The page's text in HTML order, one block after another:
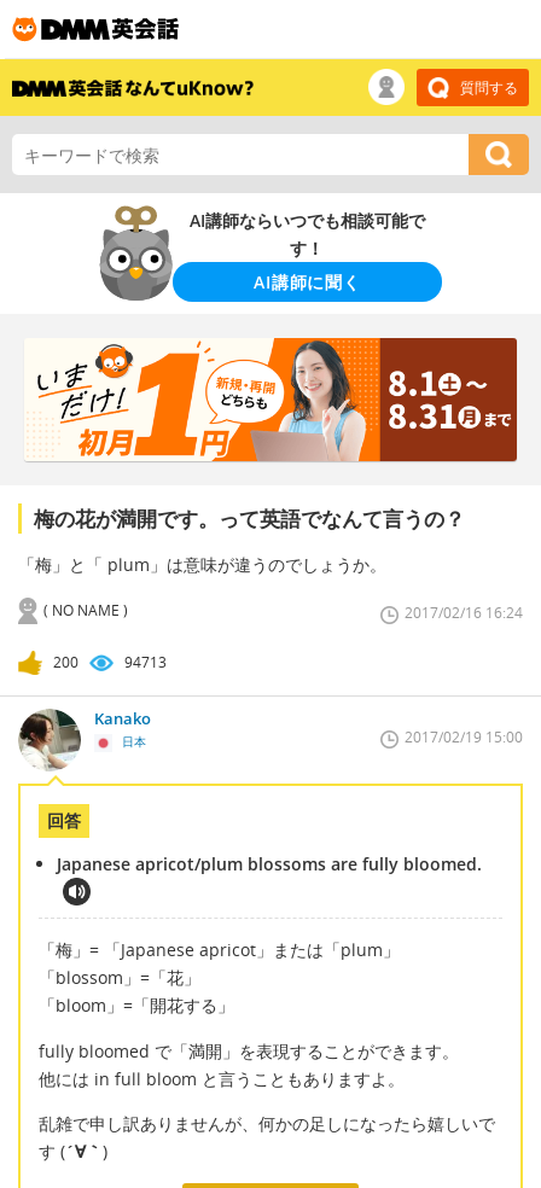
質問する
AI講師ならいつでも相談可能で
す！
AI講師に聞く
梅の花が満開です。って英語でなんて言うの？
「梅」と「 plum」は意味が違うのでしょうか。
( NO NAME ) 2017/02/16 16:24
200 94713
Kanako
日本 2017/02/19 15:00
回答
Japanese apricot/plum blossoms are fully bloomed.
「梅」= 「Japanese apricot」または「plum」
「blossom」=「花」
「bloom」=「開花する」
fully bloomed で「満開」を表現することができます。
他には in full bloom と言うこともありますよ。
乱雑で申し訳ありませんが、何かの足しになったら嬉しいで
す (´∀｀ )